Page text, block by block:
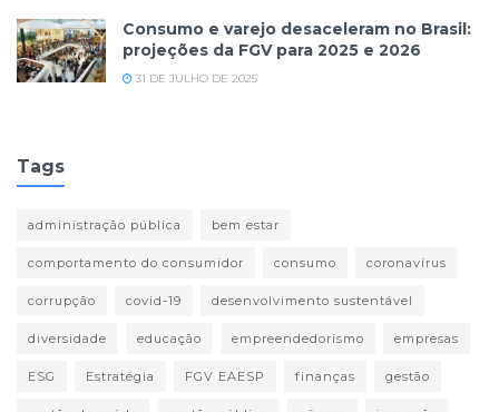
Consumo e varejo desaceleram no Brasil:
projeções da FGV para 2025 e 2026
31 DE JULHO DE 2025
Tags
administração pública bem estar
comportamento do consumidor consumo coronavírus
corrupção covid-19 desenvolvimento sustentável
diversidade educação empreendedorismo empresas
ESG Estratégia FGV EAESP finanças gestão